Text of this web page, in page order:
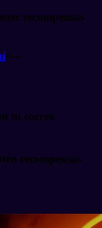
recompensas
<---
tu correo
recompensas